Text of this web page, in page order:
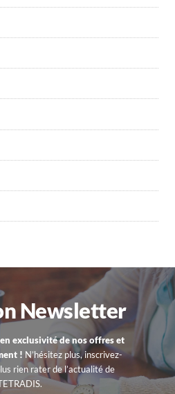
Newsletter
exclusivité de nos offres et
! N’hésitez plus, inscrivez-
rien rater de l’actualité de